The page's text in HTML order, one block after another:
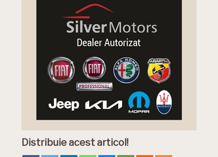
Distribuie acest articol!